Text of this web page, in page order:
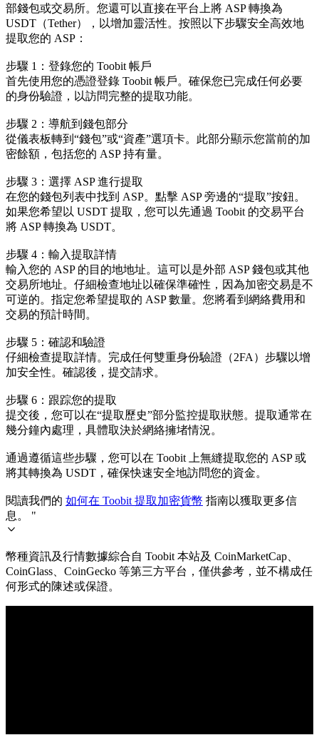
部錢包或交易所。您還可以直接在平台上將 ASP 轉換為
USDT（Tether），以增加靈活性。按照以下步驟安全高效地
提取您的 ASP：
步驟 1：登錄您的 Toobit 帳戶
首先使用您的憑證登錄 Toobit 帳戶。確保您已完成任何必要
的身份驗證，以訪問完整的提取功能。
步驟 2：導航到錢包部分
從儀表板轉到“錢包”或“資產”選項卡。此部分顯示您當前的加
密餘額，包括您的 ASP 持有量。
步驟 3：選擇 ASP 進行提取
在您的錢包列表中找到 ASP。點擊 ASP 旁邊的“提取”按鈕。
如果您希望以 USDT 提取，您可以先通過 Toobit 的交易平台
將 ASP 轉換為 USDT。
步驟 4：輸入提取詳情
輸入您的 ASP 的目的地地址。這可以是外部 ASP 錢包或其他
交易所地址。仔細檢查地址以確保準確性，因為加密交易是不
可逆的。指定您希望提取的 ASP 數量。您將看到網絡費用和
交易的預計時間。
步驟 5：確認和驗證
仔細檢查提取詳情。完成任何雙重身份驗證（2FA）步驟以增
加安全性。確認後，提交請求。
步驟 6：跟踪您的提取
提交後，您可以在“提取歷史”部分監控提取狀態。提取通常在
幾分鐘內處理，具體取決於網絡擁堵情況。
通過遵循這些步驟，您可以在 Toobit 上無縫提取您的 ASP 或
將其轉換為 USDT，確保快速安全地訪問您的資金。
閱讀我們的 如何在 Toobit 提取加密貨幣 指南以獲取更多信
息。 "
幣種資訊及行情數據綜合自 Toobit 本站及 CoinMarketCap、
CoinGlass、CoinGecko 等第三方平台，僅供參考，並不構成任
何形式的陳述或保證。